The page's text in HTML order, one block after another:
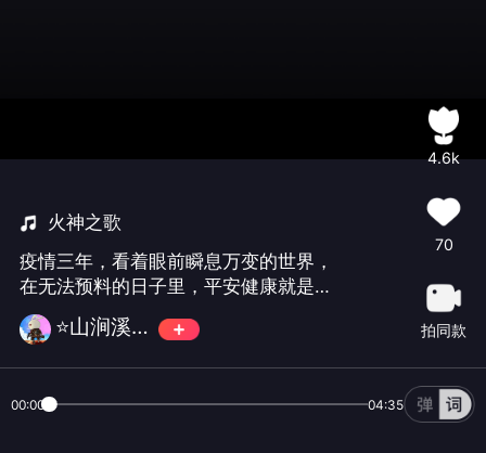
火神之歌
疫情三年，看着眼前瞬息万变的世界，
在无法预料的日子里，平安健康就是最
大的幸福。向战斗在抗疫一线的白衣天
使致敬！愿山河无恙 人间皆安，愿所有
鲜花💐和掌声👏献给搭档菲菲老师🎂感
⭐️山涧溪水💫～～
4.6k
70
拍同款
00:00 04:35